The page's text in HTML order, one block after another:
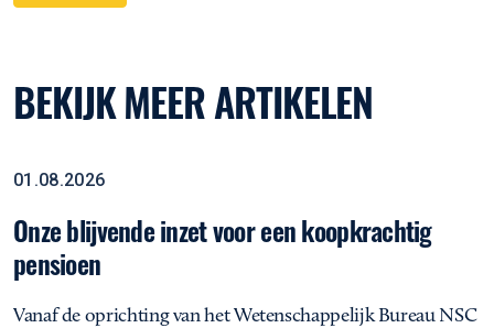
BEKIJK MEER ARTIKELEN
Rapportage
01.08.2026
Onze blijvende inzet voor een koopkrachtig
pensioen
Vanaf de oprichting van het Wetenschappelijk Bureau NSC